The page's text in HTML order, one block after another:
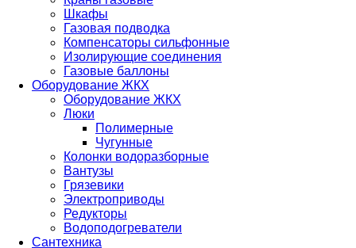
Шкафы
Газовая подводка
Компенсаторы сильфонные
Изолирующие соединения
Газовые баллоны
Оборудование ЖКХ
Оборудование ЖКХ
Люки
Полимерные
Чугунные
Колонки водоразборные
Вантузы
Грязевики
Электроприводы
Редукторы
Водоподогреватели
Сантехника